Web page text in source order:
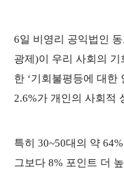
6일 비영리 공익법인
광제)이 우리 사회의 기
한 ‘기회불평등에 대한
2.6%가 개인의 사회적
특히 30~50대의 약
그보다 8% 포인트 더